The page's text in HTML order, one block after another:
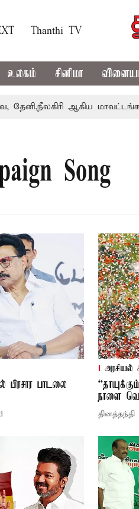
Thanthi TV
உலகம் சினிமா
ஆகிய
Song
பாடலை
அரசியல்
நாளை
தினத்தந்தி